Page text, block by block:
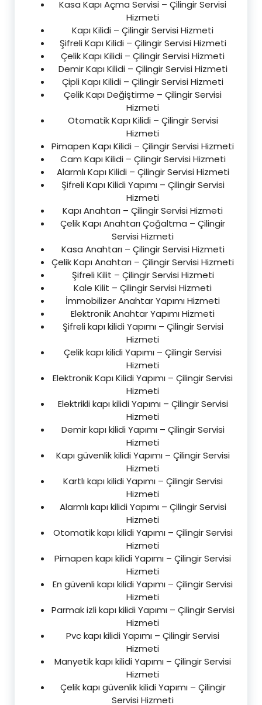
Kasa Kapı Açma Servisi – Çilingir Servisi
Hizmeti
Kapı Kilidi – Çilingir Servisi Hizmeti
Şifreli Kapı Kilidi – Çilingir Servisi Hizmeti
Çelik Kapı Kilidi – Çilingir Servisi Hizmeti
Demir Kapı Kilidi – Çilingir Servisi Hizmeti
Çipli Kapı Kilidi – Çilingir Servisi Hizmeti
Çelik Kapı Değiştirme – Çilingir Servisi
Hizmeti
Otomatik Kapı Kilidi – Çilingir Servisi
Hizmeti
Pimapen Kapı Kilidi – Çilingir Servisi Hizmeti
Cam Kapı Kilidi – Çilingir Servisi Hizmeti
Alarmlı Kapı Kilidi – Çilingir Servisi Hizmeti
Şifreli Kapı Kilidi Yapımı – Çilingir Servisi
Hizmeti
Kapı Anahtarı – Çilingir Servisi Hizmeti
Çelik Kapı Anahtarı Çoğaltma – Çilingir
Servisi Hizmeti
Kasa Anahtarı – Çilingir Servisi Hizmeti
Çelik Kapı Anahtarı – Çilingir Servisi Hizmeti
Şifreli Kilit – Çilingir Servisi Hizmeti
Kale Kilit – Çilingir Servisi Hizmeti
İmmobilizer Anahtar Yapımı Hizmeti
Elektronik Anahtar Yapımı Hizmeti
Şifreli kapı kilidi Yapımı – Çilingir Servisi
Hizmeti
Çelik kapı kilidi Yapımı – Çilingir Servisi
Hizmeti
Elektronik Kapı Kilidi Yapımı – Çilingir Servisi
Hizmeti
Elektrikli kapı kilidi Yapımı – Çilingir Servisi
Hizmeti
Demir kapı kilidi Yapımı – Çilingir Servisi
Hizmeti
Kapı güvenlik kilidi Yapımı – Çilingir Servisi
Hizmeti
Kartlı kapı kilidi Yapımı – Çilingir Servisi
Hizmeti
Alarmlı kapı kilidi Yapımı – Çilingir Servisi
Hizmeti
Otomatik kapı kilidi Yapımı – Çilingir Servisi
Hizmeti
Pimapen kapı kilidi Yapımı – Çilingir Servisi
Hizmeti
En güvenli kapı kilidi Yapımı – Çilingir Servisi
Hizmeti
Parmak izli kapı kilidi Yapımı – Çilingir Servisi
Hizmeti
Pvc kapı kilidi Yapımı – Çilingir Servisi
Hizmeti
Manyetik kapı kilidi Yapımı – Çilingir Servisi
Hizmeti
Çelik kapı güvenlik kilidi Yapımı – Çilingir
Servisi Hizmeti